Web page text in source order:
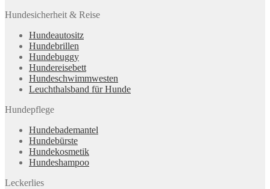
Hundesicherheit & Reise
Hundeautositz
Hundebrillen
Hundebuggy
Hundereisebett
Hundeschwimmwesten
Leuchthalsband für Hunde
Hundepflege
Hundebademantel
Hundebürste
Hundekosmetik
Hundeshampoo
Leckerlies